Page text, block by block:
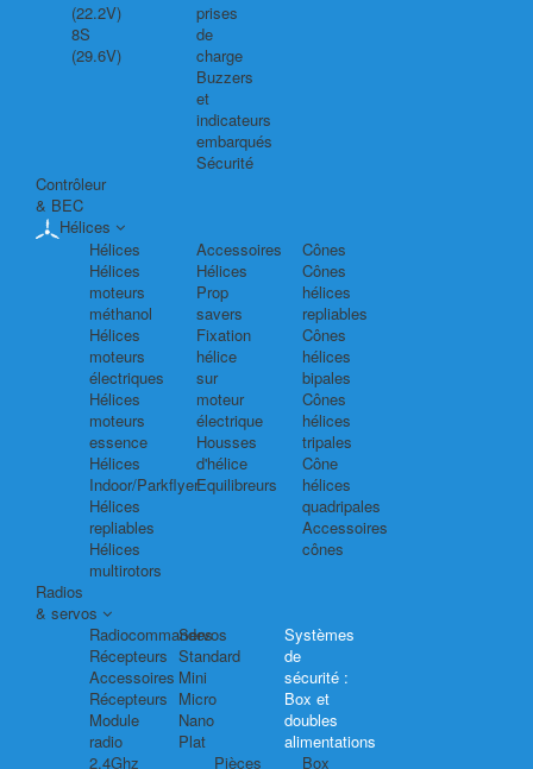
(22.2V)
8S
(29.6V)
prises
de
charge
Buzzers
et
indicateurs
embarqués
Sécurité
Contrôleur
& BEC
Hélices
Hélices
Hélices
moteurs
méthanol
Hélices
moteurs
électriques
Hélices
moteurs
essence
Hélices
Indoor/Parkflyer
Hélices
repliables
Hélices
multirotors
Accessoires
Hélices
Prop
savers
Fixation
hélice
sur
moteur
électrique
Housses
d'hélice
Equilibreurs
Cônes
Cônes
hélices
repliables
Cônes
hélices
bipales
Cônes
hélices
tripales
Cône
hélices
quadripales
Accessoires
cônes
Radios
& servos
Radiocommandes
Récepteurs
Accessoires
Récepteurs
Module
radio
2.4Ghz
Servos
Standard
Mini
Micro
Nano
Plat
Pièces
Systèmes
de
sécurité :
Box et
doubles
alimentations
Box